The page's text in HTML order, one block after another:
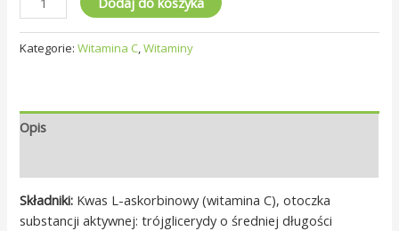
Kategorie:Witamina C,Witaminy
Opis
Składniki: Kwas L-askorbinowy (witamina C), otoczka
substancji aktywnej: trójglicerydy o średniej długości